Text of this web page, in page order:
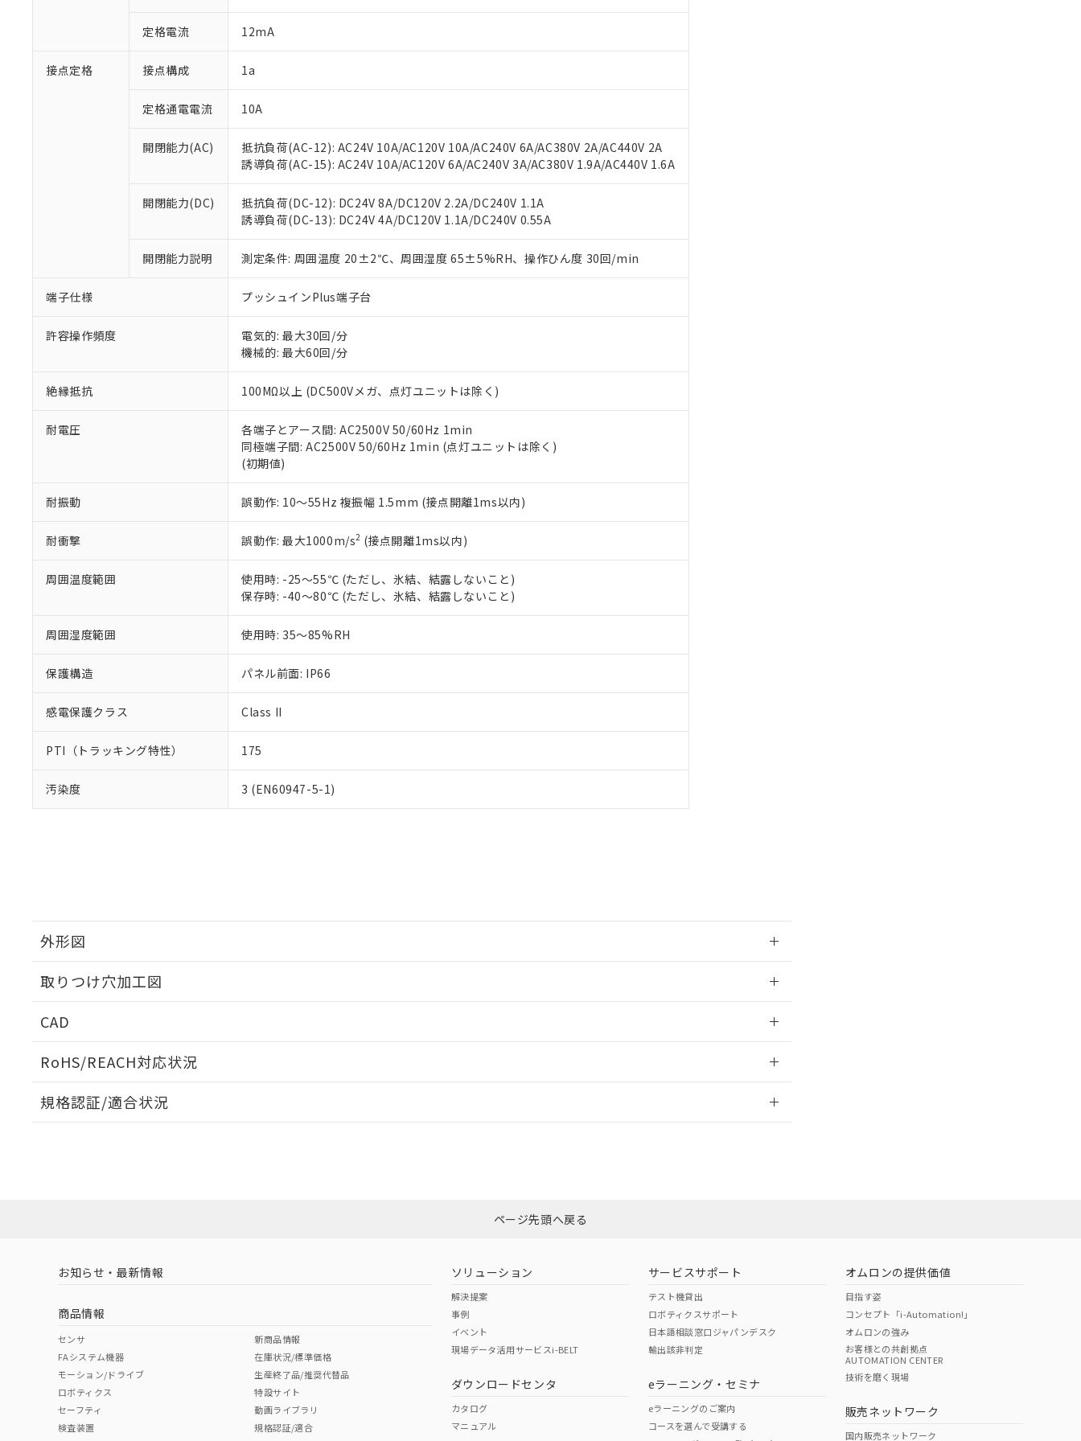
定格電流 12mA
接点定格 接点構成 1a
定格通電電流 10A
開閉能力(AC)
抵抗負荷(AC-12): AC24V 10A/AC120V 10A/AC240V 6A/AC380V 2A/AC440V 2A
誘導負荷(AC-15): AC24V 10A/AC120V 6A/AC240V 3A/AC380V 1.9A/AC440V 1.6A
開閉能力(DC)
抵抗負荷(DC-12): DC24V 8A/DC120V 2.2A/DC240V 1.1A
誘導負荷(DC-13): DC24V 4A/DC120V 1.1A/DC240V 0.55A
開閉能力説明 測定条件: 周囲温度 20±2℃、周囲湿度 65±5%RH、操作ひん度 30回/min
端子仕様 プッシュインPlus端子台
許容操作頻度
電気的: 最大30回/分
機械的: 最大60回/分
絶縁抵抗 100MΩ以上 (DC500Vメガ、点灯ユニットは除く)
耐電圧
各端子とアース間: AC2500V 50/60Hz 1min
同極端子間: AC2500V 50/60Hz 1min (点灯ユニットは除く)
(初期値)
耐振動 誤動作: 10～55Hz 複振幅 1.5mm (接点開離1ms以内)
耐衝撃 誤動作: 最大1000m/s2 (接点開離1ms以内)
周囲温度範囲
使用時: -25～55℃ (ただし、氷結、結露しないこと)
保存時: -40～80℃ (ただし、氷結、結露しないこと)
周囲湿度範囲 使用時: 35～85%RH
保護構造 パネル前面: IP66
感電保護クラス Class II
PTI（トラッキング特性） 175
汚染度 3 (EN60947-5-1)
外形図
取りつけ穴加工図
CAD
RoHS/REACH対応状況
EU RoHS 注意事項・凡例
ダウンロードはこちら
中国 RoHS 注意事項・凡例
中国 RoHS表
Pb Hg Cr(VI)
O O
規格認証/適合状況
以下の条件をお読みいただき、同意のうえご利用ください。
くものです。
在庫状況および標準価格照会結果は、記載している更新日時点での社内データに基づき作成されるも
正式な納期状況および標準価格はお客様のお取引先、またはお客様担当のオムロン制御機器販売店・
当社販売員にご相談ください。
オムロン制御機器販売店や当社販売拠点は「 販売ネットワーク
」をご確認ください。
す。
マイパーツ機能（部品リスト作成サービス）をご利用いただくには、I-Webメンバーズにご登録され
ている必要があります。
お客様が当ウェブサイト上で当社にご登録された部品リストについて、当社および当社の共同利用者
が、当社の製品・サービスに関するお客様との取引・商談に必要な範囲で利用することをご了承くだ
さい。
*EU RoHS指令（10物質）：
鉛(Pb) 1000ppm以下、 水銀(Hg) 1000ppm以下、 カドミウム(Cd) 100ppm以下、
ル（DBP） 1000ppm以下、フタル酸ジイソブチル (DIBP) 1000ppm以下
フタル酸エステル類の４物質については閾値を超える意図的な使用がないことを確認しています。
※2 対応予定月
※3 非含有証明書ダウンロード
下記の非含有証明書をダウンロードすることができます。
EU RoHS指令（10物質）の非含有証明書
51物質の非含有証明書（当社基準）
※本証明書は発行日時点で非含有を証明するもので、過去に遡って非含有を証明するものではありません。
また、RoHS指令のフタル酸エステル類４物質の対応では、対応完了までの期間は出荷製品に未対応品が
混在することから備考欄に対応日を記載しておりました。
既に当社にて対応品への在庫切替を完了していることから、特段のことがない限り、2022年1月12日よ
り割愛しております。
「○」：最大均質材料含有率が中国RoHSの基準値以下であることを示します。
「×」：最大均質材料含有率が中国RoHSの基準値を超えていることを示します。
「－」：未確認です。当社販売部門へお問い合わせください。
Cr(Ⅵ)(六価クロム) : 1000ppm、 PBBs(ポリ臭化ビフェニル類) : 1000ppm、 PBDEs(ポリ臭化ジフェニルエーテル類) : 1000ppm、
DEHP(フタル酸ビス(2-エチルヘキシル)) : 1000ppm
※2 環境保護使用期限
「ｅ」：有害物質（10物質）のすべてが基準値以下であることを示します。
「10」：通常の使用状況下において有害物質が外部に漏えいし、環境に深刻な影響を及ぼさない年数を意
「－」：未確認です。当社販売部門へお問い合わせください。
う）を輸出または国外への提供する場合は、日本国政府の輸出許可(または役務取引許可)を取得する
当社は規制貨物を破棄する場合は、完全に破砕するなど、違法に輸出されないよう必要な手段を講じ
当社は貴社製品を、核兵器、ミサイル、化学兵器、生物兵器またはその他武器並びにこれらの製造装
置等に一切使用いたしません。
当社は、貴社製品を第三者に販売する場合は、上記1、2および3の内容を当該第三者に通知します。
また当社は、販売先および販売に係わる関係者が違法に輸出するおそれがある場合は、取り引きをい
合意する キャンセル
△ 一定数には満たないが在庫あり
－
在庫なし(最新の在庫状況については、お客様のお取引先、またはお客様担当のオムロン制御
機器販売店・当社販売員にご確認ください)
空
白
受注生産機種、また在庫状況の情報を公開していない機種
ページ先頭へ戻る
お知らせ・最新情報
商品情報
センサ
FAシステム機器
モーション/ドライブ
ロボティクス
セーフティ
検査装置
新商品情報
在庫状況/標準価格
生産終了品/推奨代替品
特設サイト
動画ライブラリ
規格認証/適合
ソリューション
解決提案
事例
イベント
現場データ活用サービスi-BELT
ダウンロードセンタ
カタログ
マニュアル
サービスサポート
テスト機貸出
ロボティクスサポート
日本語相談窓口ジャパンデスク
輸出該非判定
eラーニング・セミナ
eラーニングのご案内
コースを選んで受講する
オムロンの提供価値
目指す姿
コンセプト「i-Automation!」
オムロンの強み
お客様との共創拠点
AUTOMATION CENTER
技術を磨く現場
販売ネットワーク
国内販売ネットワーク